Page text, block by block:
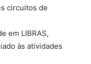
circuitos de
em LIBRAS,
às atividades